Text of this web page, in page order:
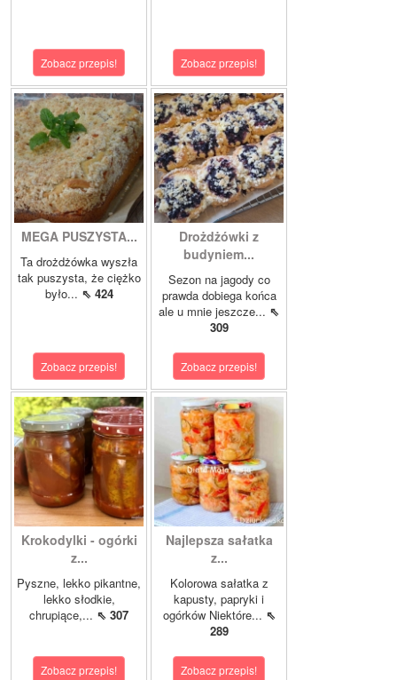
Zobacz przepis! Zobacz przepis!
MEGA PUSZYSTA...
Ta drożdżówka wyszła
tak puszysta, że ciężko
było... ⇖ 424
Zobacz przepis!
Drożdżówki z
budyniem...
Sezon na jagody co
prawda dobiega końca
ale u mnie jeszcze... ⇖
309
Zobacz przepis!
Krokodylki - ogórki
z...
Pyszne, lekko pikantne,
lekko słodkie,
chrupiące,... ⇖ 307
Zobacz przepis!
Najlepsza sałatka
z...
Kolorowa sałatka z
kapusty, papryki i
ogórków Niektóre... ⇖
289
Zobacz przepis!